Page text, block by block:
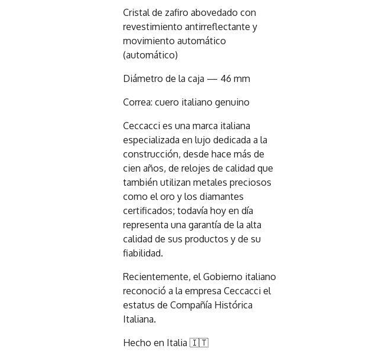
Cristal de zafiro abovedado con
revestimiento antirreflectante y
movimiento automático
(automático)
Diámetro de la caja — 46 mm
Correa: cuero italiano genuino
Ceccacci es una marca italiana
especializada en lujo dedicada a la
construcción, desde hace más de
cien años, de relojes de calidad que
también utilizan metales preciosos
como el oro y los diamantes
certificados; todavía hoy en día
representa una garantía de la alta
calidad de sus productos y de su
fiabilidad.
Recientemente, el Gobierno italiano
reconoció a la empresa Ceccacci el
estatus de Compañía Histórica
Italiana.
Hecho en Italia 🇮🇹